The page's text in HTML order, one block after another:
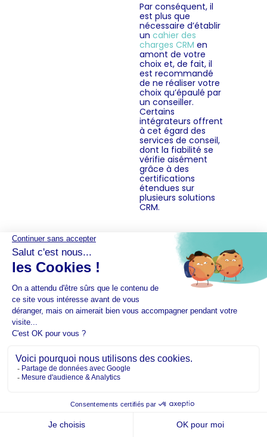
Par conséquent, il
est plus que
nécessaire d’établir
un cahier des
charges CRM en
amont de votre
choix et, de fait, il
est recommandé
de ne réaliser votre
choix qu’épaulé par
un conseiller.
Certains
intégrateurs offrent
à cet égard des
services de conseil,
dont la fiabilité se
vérifie aisément
grâce à des
certifications
étendues sur
plusieurs solutions
CRM.
Nos articles connexes
Comment, pourquoi et quels
bénéfices ?
Passer d’Excel au CRM : Comment,
rapport 2024 d’HubSpot sur
l’évolution du CRM révèle...